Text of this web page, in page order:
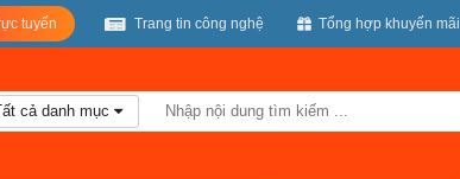
tuyến Trang tin công nghệ Tổng hợp khuyến mãi
cả danh mục